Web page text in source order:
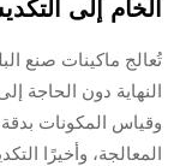
الخام إلى
تُعالج ماكينات صنع
النهاية دون الحاجة
وقياس المكونات
المعالجة، وأخيرًا